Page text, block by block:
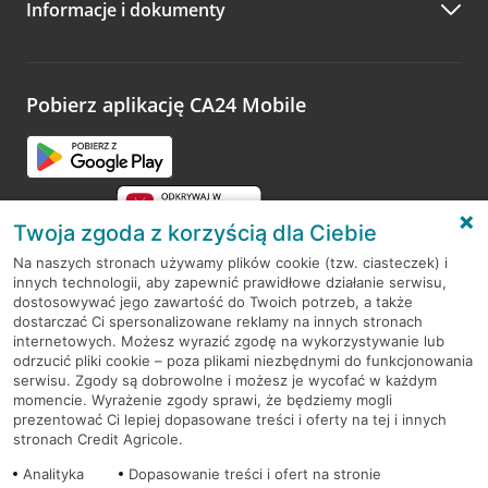
Zachęcamy do podzielenia się z nami opinią o wizycie.
opinie.
Informacje i dokumenty
Pobierz aplikację CA24 Mobile
RODO
Regulamin serwisu
Mapa serwisu
PolitykaCookies
Twoja zgoda z korzyścią dla Ciebie
Na naszych stronach używamy plików cookie (tzw. ciasteczek) i
innych technologii, aby zapewnić prawidłowe działanie serwisu,
dostosowywać jego zawartość do Twoich potrzeb, a także
dostarczać Ci spersonalizowane reklamy na innych stronach
internetowych. Możesz wyrazić zgodę na wykorzystywanie lub
odrzucić pliki cookie – poza plikami niezbędnymi do funkcjonowania
serwisu. Zgody są dobrowolne i możesz je wycofać w każdym
momencie. Wyrażenie zgody sprawi, że będziemy mogli
prezentować Ci lepiej dopasowane treści i oferty na tej i innych
stronach Credit Agricole.
Analityka
Dopasowanie treści i ofert na stronie